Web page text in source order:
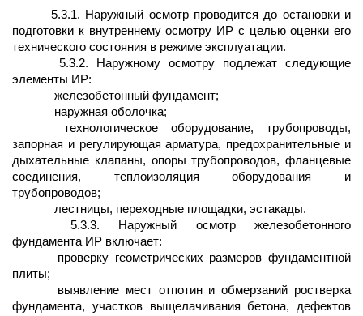
5.3.1. Наружный осмотр проводится до остановки и
подготовки к внутреннему осмотру ИР с целью оценки его
технического состояния в режиме эксплуатации.
5.3.2. Наружному осмотру подлежат следующие
элементы ИР:
железобетонный фундамент;
наружная оболочка;
технологическое оборудование, трубопроводы,
запорная и регулирующая арматура, предохранительные и
дыхательные клапаны, опоры трубопроводов, фланцевые
соединения, теплоизоляция оборудования и
трубопроводов;
лестницы, переходные площадки, эстакады.
5.3.3. Наружный осмотр железобетонного
фундамента ИР включает:
проверку геометрических размеров фундаментной
плиты;
выявление мест отпотин и обмерзаний ростверка
фундамента, участков выщелачивания бетона, дефектов